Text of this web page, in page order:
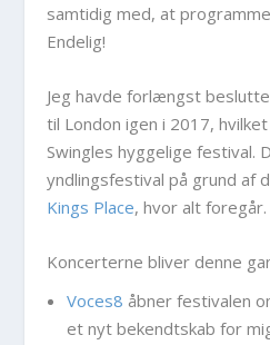
samtidig med, at
Endelig!
Jeg havde forlængst
til London igen i 2017,
Swingles hyggelige festival.
yndlingsfestival på grund af
Kings Place, hvor alt foregår.
Koncerterne bliver denne
Voces8 åbner festivalen
et nyt bekendtskab for